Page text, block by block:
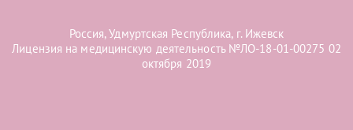
Россия, Удмуртская Республика, г. Ижевск
Лицензия на медицинскую деятельность №ЛО-18-01-00275 02
октября 2019